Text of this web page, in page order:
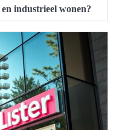
industrieel wonen?